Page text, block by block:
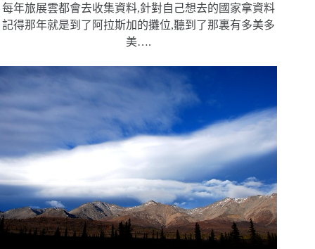
每年旅展雲都會去收集資料,針對自己想去的國家拿資料
記得那年就是到了阿拉斯加的攤位,聽到了那裏有多美多
美….